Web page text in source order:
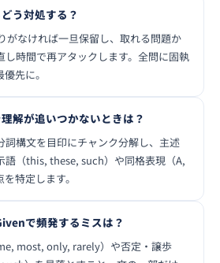
う対処する？
がなければ一旦保留し、取れる問題か
し時間で再アタックします。全問に固執
先に。
解が追いつかないときは？
詞構文を目印にチャンク分解し、主述
語（this, these, such）や同格表現（A,
特定します。
で頻発するミスは？
most, only, rarely）や否定・譲歩